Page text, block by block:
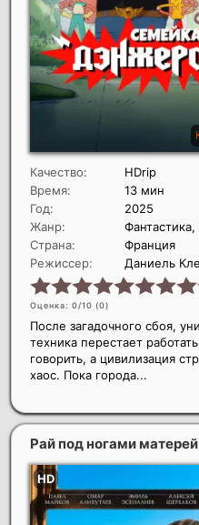
Качество:
HDrip
Время:
13 мин
Год:
2025
Жанр:
Страна:
Франция
Режиссер:
Даниель
Оценка: 0/10 (0)
После загадочного сбоя,
техника перестает
говорить, а цивилизация
хаос. Пока города...
Рай под ногами